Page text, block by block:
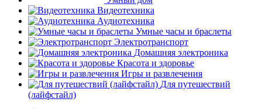
Видеотехника
Аудиотехника
Умные часы и браслеты
Электротранспорт
Домашняя электроника
Красота и здоровье
Игры и развлечения
Для путешествий
(лайфстайл)